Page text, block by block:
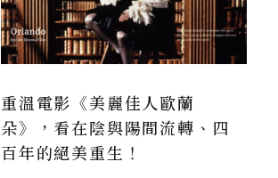
重溫電影《美麗佳人歐蘭
朵》，看在陰與陽間流轉、四
百年的絕美重生！